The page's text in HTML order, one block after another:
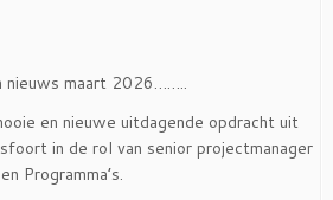
nieuws maart 2026……..
en nieuwe uitdagende opdracht uit
in de rol van senior projectmanager
Programma’s.